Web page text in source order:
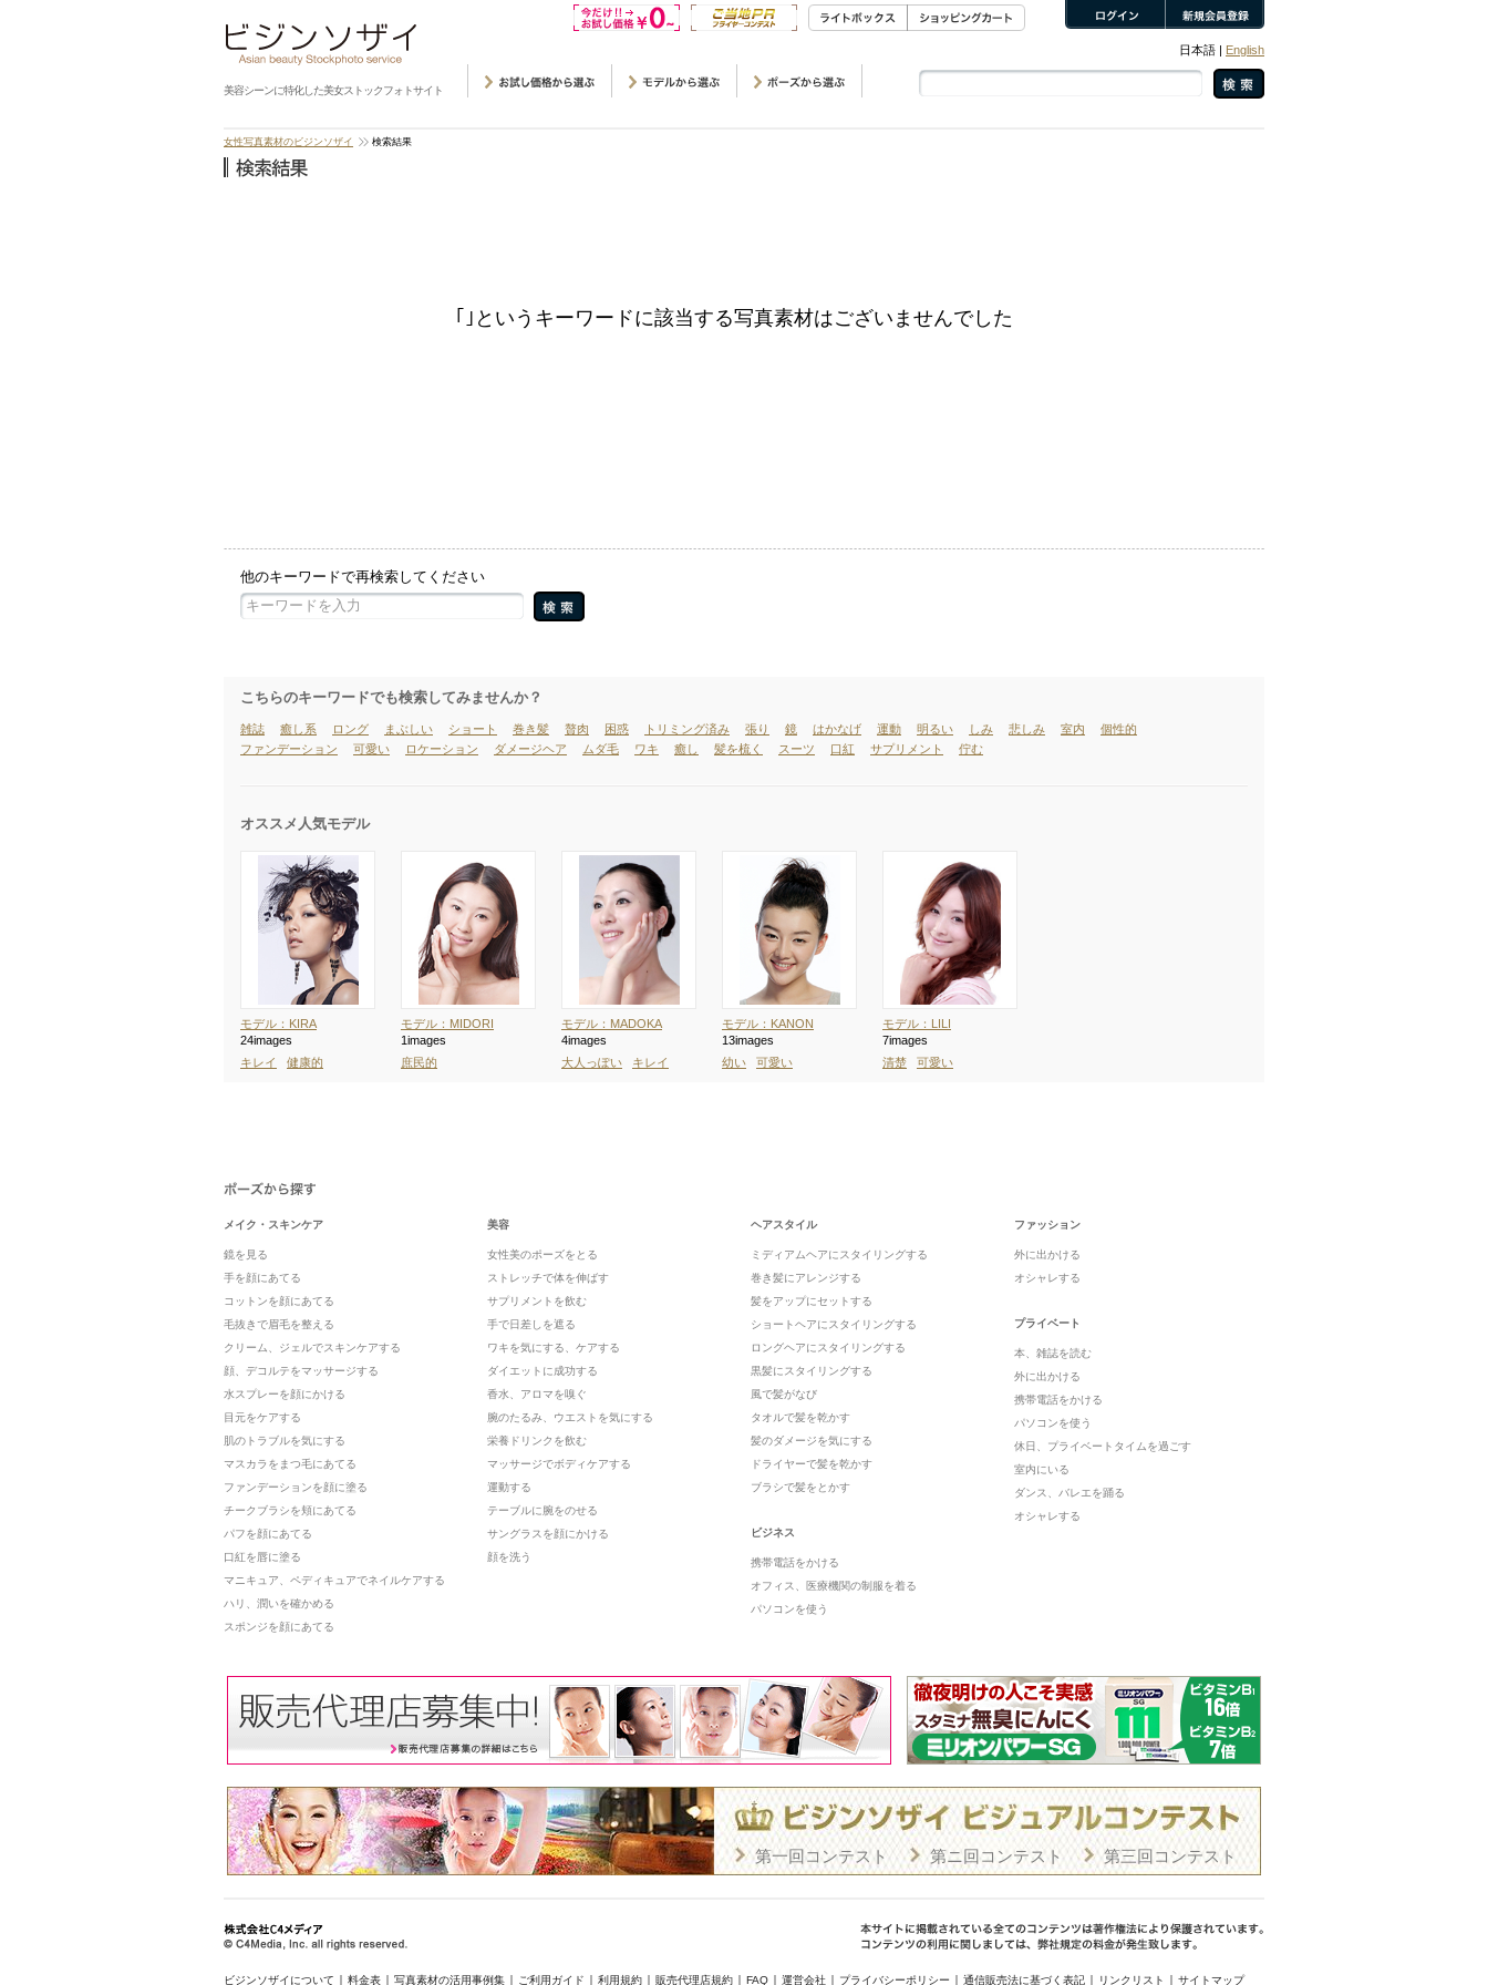
美容シーンに特化した美女ストックフォトサイト
日本語 | English
女性写真素材のビジンソザイ 検索結果
｢｣というキーワードに該当する写真素材はございませんでした
他のキーワードで再検索してください
こちらのキーワードでも検索してみませんか？
雑誌 癒し系 ロング まぶしい ショート 巻き髪 贅肉 困惑 トリミング済み 張り 鏡 はかなげ 運動 明るい しみ 悲しみ 室内
個性的
ファンデーション
可愛い ロケーション ダメージヘア ムダ毛 ワキ 癒し 髪を梳く スーツ 口紅 サプリメント 佇む
オススメ人気モデル
モデル：KIRA
24images
キレイ
健康的
モデル：MIDORI
1images
庶民的
モデル：MADOKA
4images
大人っぽい
キレイ
モデル：KANON
13images
幼い
可愛い
モデル：LILI
7images
清楚
可愛い
メイク・スキンケア
鏡を見る
手を顔にあてる
コットンを顔にあてる
毛抜きで眉毛を整える
クリーム、ジェルでスキンケアする
顔、デコルテをマッサージする
水スプレーを顔にかける
目元をケアする
肌のトラブルを気にする
マスカラをまつ毛にあてる
ファンデーションを顔に塗る
チークブラシを頬にあてる
パフを顔にあてる
口紅を唇に塗る
マニキュア、ペディキュアでネイルケアする
ハリ、潤いを確かめる
スポンジを顔にあてる
美容
女性美のポーズをとる
ストレッチで体を伸ばす
サプリメントを飲む
手で日差しを遮る
ワキを気にする、ケアする
ダイエットに成功する
香水、アロマを嗅ぐ
腕のたるみ、ウエストを気にする
栄養ドリンクを飲む
マッサージでボディケアする
運動する
テーブルに腕をのせる
サングラスを顔にかける
顔を洗う
ヘアスタイル
ミディアムヘアにスタイリングする
巻き髪にアレンジする
髪をアップにセットする
ショートヘアにスタイリングする
ロングヘアにスタイリングする
黒髪にスタイリングする
風で髪がなび
タオルで髪を乾かす
髪のダメージを気にする
ドライヤーで髪を乾かす
ブラシで髪をとかす
ビジネス
携帯電話をかける
オフィス、医療機関の制服を着る
パソコンを使う
ファッション
外に出かける
オシャレする
プライベート
本、雑誌を読む
外に出かける
携帯電話をかける
パソコンを使う
休日、プライベートタイムを過ごす
室内にいる
ダンス、バレエを踊る
オシャレする
第一回コンテスト 第ニ回コンテスト 第三回コンテスト
ビジンソザイについて 料金表 写真素材の活用事例集 ご利用ガイド 利用規約 販売代理店規約 FAQ 運営会社 プライバシーポリシー 通信販売法に基づく表記 リンクリスト サイトマップ